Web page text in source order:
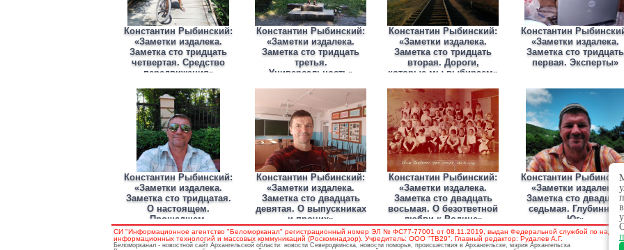
Константин Рыбинский:
«Заметки издалека.
Заметка сто тридцать
четвертая. Средство
передвижения»
Константин Рыбинский:
«Заметки издалека.
Заметка сто тридцать
третья.
Универсальность»
Константин Рыбинский:
«Заметки издалека.
Заметка сто тридцать
вторая. Дороги,
которые мы выбираем»
Константин
«Заметки издалека.
Заметка сто тридцать
первая. Эксперты»
Константин Рыбинский:
«Заметки издалека.
Заметка сто тридцатая.
О настоящем.
Прошедшем,
длительном и будущем»
Константин Рыбинский:
«Заметки издалека.
Заметка сто двадцать
девятая. О выпускниках
и прочих»
Константин Рыбинский:
«Заметки издалека.
Заметка сто двадцать
восьмая. О безответной
любви к Родине»
Константин
«Заметки издалека.
Заметка сто двадцать
седьмая. Глубинный
Юг»
СИ "Информационное агентство "Беломорканал" регистрационный номер ЭЛ № ФС77-77001 от 08.11.2019, выдан Федеральной службой по
информационных технологий и массовых коммуникаций (Роскомнадзор). Учредитель: ООО "ТВ29". Главный редактор: Рудалев А.Г.
Беломорканал - новостной сайт Архангельской области: новости Северодвинска, новости поморья, происшествия в Архангельске, мэрия Архангельска